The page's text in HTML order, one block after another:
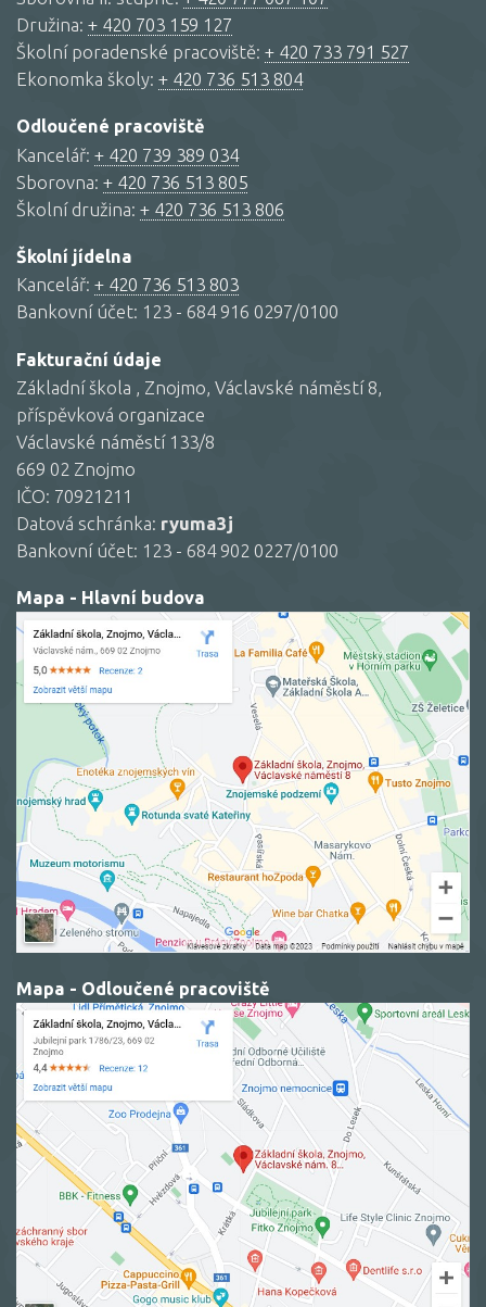
Družina: + 420 703 159 127
Školní poradenské pracoviště: + 420 733 791 527
Ekonomka školy: + 420 736 513 804
Odloučené pracoviště
Kancelář: + 420 739 389 034
Sborovna: + 420 736 513 805
Školní družina: + 420 736 513 806
Školní jídelna
Kancelář: + 420 736 513 803
Bankovní účet: 123 - 684 916 0297/0100
Fakturační údaje
Základní škola , Znojmo, Václavské náměstí 8,
příspěvková organizace
Václavské náměstí 133/8
669 02 Znojmo
IČO: 70921211
Datová schránka: ryuma3j
Bankovní účet: 123 - 684 902 0227/0100
Mapa - Hlavní budova
Mapa - Odloučené pracoviště